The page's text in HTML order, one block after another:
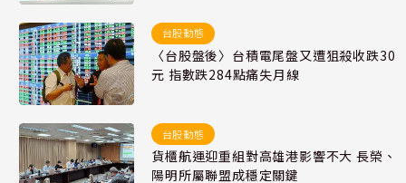
台股動態
〈台股盤後〉台積電尾盤又遭狙殺收跌30
元 指數跌284點痛失月線
台股動態
貨櫃航運迎重組對高雄港影響不大 長榮、
陽明所屬聯盟成穩定關鍵